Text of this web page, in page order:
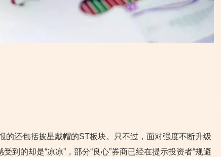
的还包括披星戴帽的ST板块。只不过，面对强度不断升级
到的却是“凉凉”，部分“良心”券商已经在提示投资者“规避